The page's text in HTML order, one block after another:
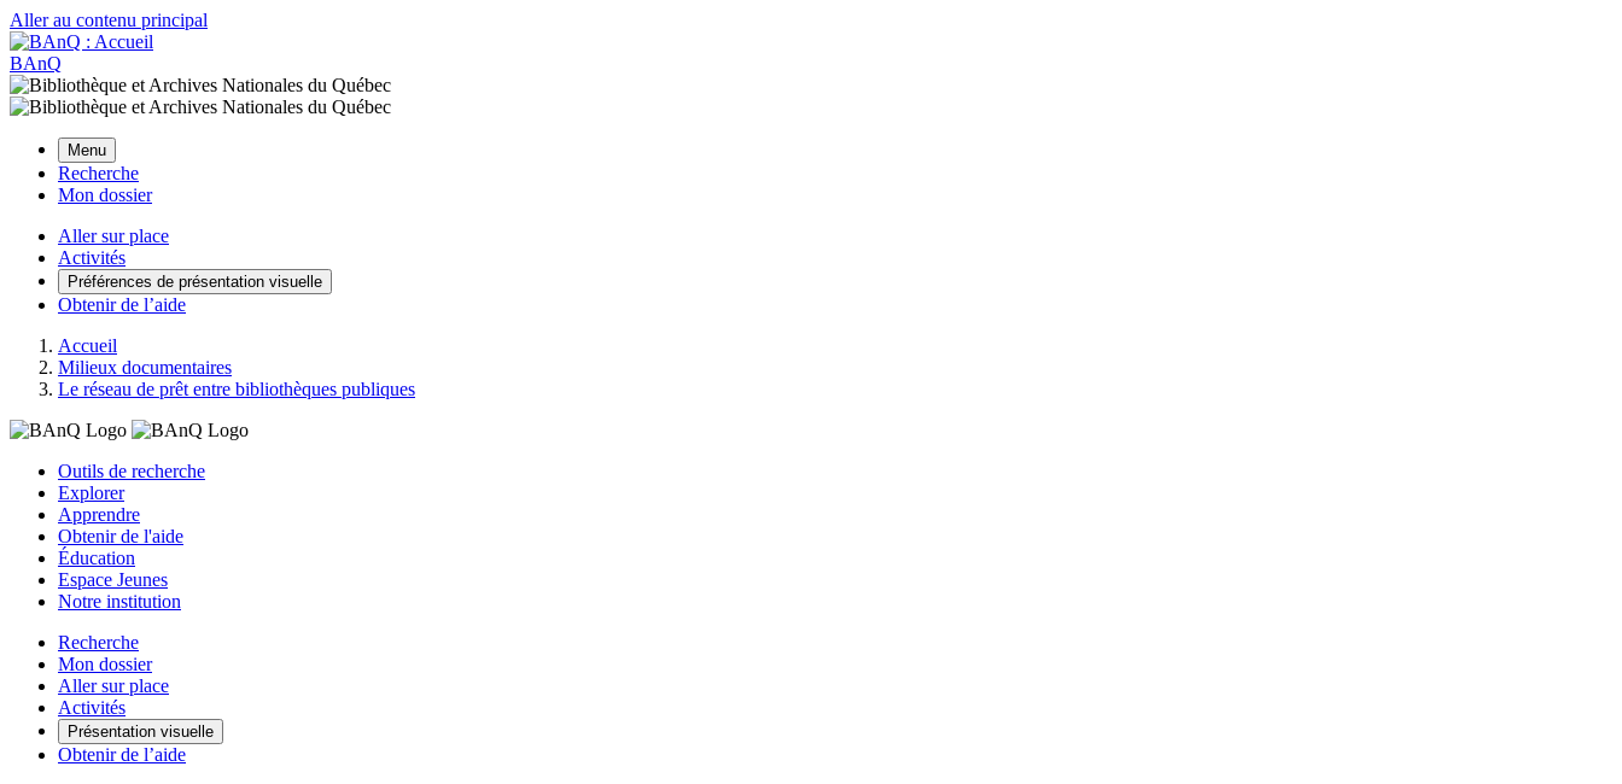
Aller au contenu principal
BAnQ
Menu
Recherche
Mon dossier
Aller sur place
Activités
Préférences de présentation visuelle
Obtenir de l’aide
Accueil
Milieux documentaires
Le réseau de prêt entre bibliothèques publiques
Outils de recherche
Explorer
Apprendre
Obtenir de l'aide
Éducation
Espace Jeunes
Notre institution
Recherche
Mon dossier
Aller sur place
Activités
Présentation visuelle
Obtenir de l’aide